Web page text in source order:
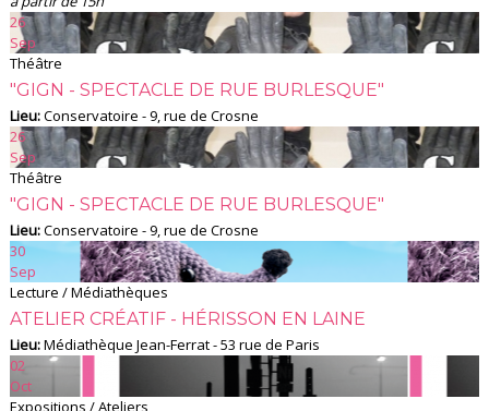
26
Sep
Théâtre
"GIGN - SPECTACLE DE RUE BURLESQUE"
Lieu:Conservatoire - 9, rue de Crosne
26
Sep
Théâtre
"GIGN - SPECTACLE DE RUE BURLESQUE"
Lieu:Conservatoire - 9, rue de Crosne
30
Sep
Lecture / Médiathèques
ATELIER CRÉATIF - HÉRISSON EN LAINE
Lieu:Médiathèque Jean-Ferrat - 53 rue de Paris
02
Oct
Expositions / Ateliers